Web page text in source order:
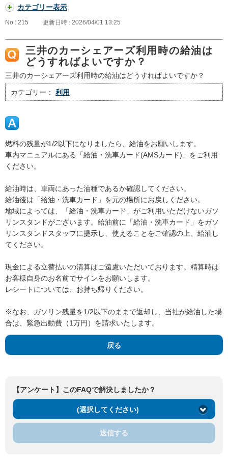
カテゴリー表示
No : 215 更新日時 : 2026/04/01 13:25
三井のカーシェアーズ利用時の給油は
どうすればよいですか？
三井のカーシェアーズ利用時の給油はどうすればよいですか？
カテゴリー： 利用
燃料の残量が1/2以下になりましたら、給油をお願いします。
車内マニュアルにある「給油・洗車カード(AMSカード)」をご利用
ください。
給油時は、車両にあった油種であるか確認してください。
給油後は「給油・洗車カード」を元の場所にお戻しください。
地域によっては、「給油・洗車カード」がご利用いただけないガソ
リンスタンドがございます。給油前に「給油・洗車カード」をガソ
リンスタンドスタッフに提示し、使えることをご確認の上、給油し
てください。
現金による立替払いの清算はご遠慮いただいております。精算時は
お客様自身のお名前でサインをお願いします。
レシートについては、お持ち帰りください。
※なお、ガソリン残量を1/2以下のままで返却し、当社が給油した場
合は、緊急出動費（1万円）を請求いたします。
戻る
【アンケート】このFAQで解決しましたか？
(選択してください)
送信する